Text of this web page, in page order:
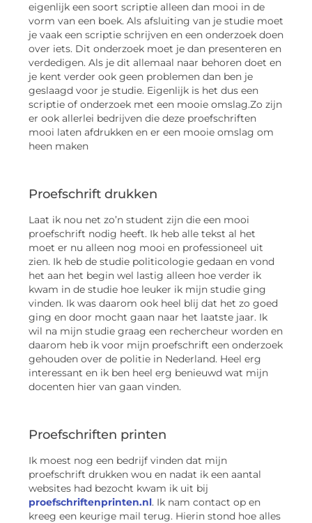
eigenlijk een soort scriptie alleen dan mooi in de
vorm van een boek. Als afsluiting van je studie moet
je vaak een scriptie schrijven en een onderzoek doen
over iets. Dit onderzoek moet je dan presenteren en
verdedigen. Als je dit allemaal naar behoren doet en
je kent verder ook geen problemen dan ben je
geslaagd voor je studie. Eigenlijk is het dus een
scriptie of onderzoek met een mooie omslag.Zo zijn
er ook allerlei bedrijven die deze proefschriften
mooi laten afdrukken en er een mooie omslag om
heen maken
Proefschrift drukken
Laat ik nou net zo’n student zijn die een mooi
proefschrift nodig heeft. Ik heb alle tekst al het
moet er nu alleen nog mooi en professioneel uit
zien. Ik heb de studie politicologie gedaan en vond
het aan het begin wel lastig alleen hoe verder ik
kwam in de studie hoe leuker ik mijn studie ging
vinden. Ik was daarom ook heel blij dat het zo goed
ging en door mocht gaan naar het laatste jaar. Ik
wil na mijn studie graag een rechercheur worden en
daarom heb ik voor mijn proefschrift een onderzoek
gehouden over de politie in Nederland. Heel erg
interessant en ik ben heel erg benieuwd wat mijn
docenten hier van gaan vinden.
Proefschriften printen
Ik moest nog een bedrijf vinden dat mijn
proefschrift drukken wou en nadat ik een aantal
websites had bezocht kwam ik uit bij
proefschriftenprinten.nl. Ik nam contact op en
kreeg een keurige mail terug. Hierin stond hoe alles